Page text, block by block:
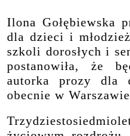
Ilona Gołębiewska
dla dzieci i
szkoli dorosłych i
postanowiła, że
autorka prozy dla
obecnie w